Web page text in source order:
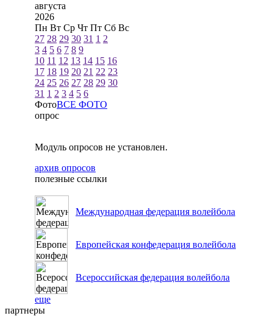
августа
2026
Пн Вт Ср Чт Пт Сб Вс
27 28 29 30 31 1 2
3 4 5 6 7 8 9
10 11 12 13 14 15 16
17 18 19 20 21 22 23
24 25 26 27 28 29 30
31 1 2 3 4 5 6
ФотоВСЕ ФОТО
опрос
Модуль опросов не установлен.
архив опросов
полезные ссылки
Международная федерация волейбола
Европейская конфедерация волейбола
Всероссийская федерация волейбола
еще
партнеры